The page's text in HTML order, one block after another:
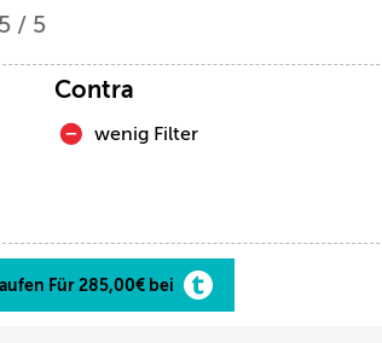
/ 5
Contra
wenig Filter
Für 285,00€ bei